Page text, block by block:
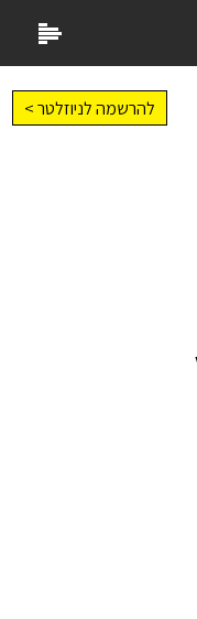
להרשמה לניוזלטר >